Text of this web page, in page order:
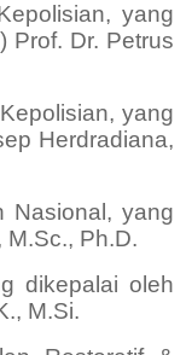
yang
Prof. Dr. Petrus
yang
Herdradiana,
Nasional, yang
M.Sc., Ph.D.
dikepalai oleh
M.Si.